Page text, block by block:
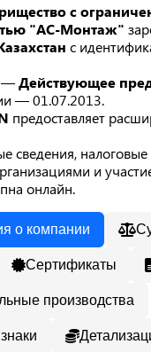
с
"АС-Монтаж"
с
—Действующее
— 01.07.2013.
предоставляет
сведения,
и
онлайн.
о компании
Сертификаты
производства